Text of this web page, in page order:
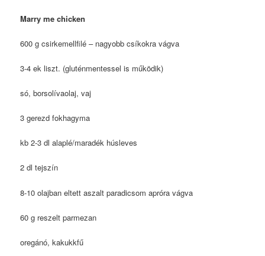
Marry me chicken
600 g csirkemellfilé – nagyobb csíkokra vágva
3-4 ek liszt. (gluténmentessel is működik)
só, borsolívaolaj, vaj
3 gerezd fokhagyma
kb 2-3 dl alaplé/maradék húsleves
2 dl tejszín
8-10 olajban eltett aszalt paradicsom apróra vágva
60 g reszelt parmezan
oregánó, kakukkfű